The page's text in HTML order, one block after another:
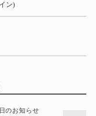
ン)
のお知らせ